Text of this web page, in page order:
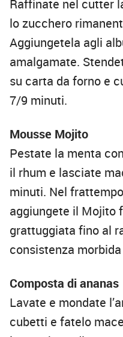
Raffinate nel cutter
lo zucchero
Aggiungetela agli
amalgamate.
su carta da forno e
7/9 minuti.
Mousse Mojito
Pestate la menta
il rhum e lasciate
minuti. Nel
aggiungete il Mojito
grattuggiata fino al
consistenza
Composta di ananas
Lavate e mondate
cubetti e fatelo